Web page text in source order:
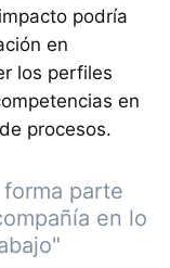
podría
en
los perfiles
en
procesos.
parte
en lo